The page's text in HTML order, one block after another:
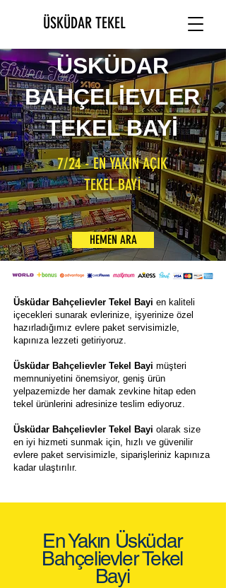
ÜSKÜDAR TEKEL
ÜSKÜDAR
BAHÇELİEVLER
TEKEL BAYİ
7/24 - EN YAKIN AÇIK
TEKEL BAYİ
HEMEN ARA
Üsküdar Bahçelievler Tekel Bayi en kaliteli
içecekleri sunarak evlerinize, işyerinize özel
hazırladığımız evlere paket servisimizle,
kapınıza lezzeti getiriyoruz.
Üsküdar Bahçelievler Tekel Bayi müşteri
memnuniyetini önemsiyor, geniş ürün
yelpazemizde her damak zevkine hitap eden
tekel ürünlerini adresinize teslim ediyoruz.
Üsküdar Bahçelievler Tekel Bayi olarak size
en iyi hizmeti sunmak için, hızlı ve güvenilir
evlere paket servisimizle, siparişleriniz kapınıza
kadar ulaştırılır.
En Yakın Üsküdar
Bahçelievler Tekel
Bayi